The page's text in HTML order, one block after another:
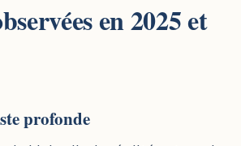
en 2025 et
profonde